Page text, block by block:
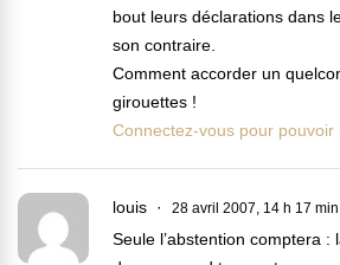
bout leurs déclarations dans
son contraire.
Comment accorder un
girouettes !
Connectez-vous pour pouvoir
louis 28 avril 2007, 14 h 17 min
Seule l’abstention comptera :